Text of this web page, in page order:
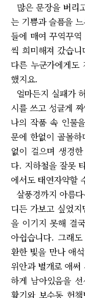
많은 문장을 버리
는 기쁨과 슬픔을
들에 매여 꾸역꾸
씩 희미해져 갔습니
다른 누군가에게도
했지요.
얼마든지 실패가
시를 쓰고 성글게
나의 작품 속 인물
문에 한없이 골몰
없이 걸으며 생경
다. 지하철을 잘못
에서도 태연자약할
살풍경까지 아름
디든 가보고 싶었
을 이기지 못해 결
아쉽습니다. 그래
환한 빛을 만나 애
위안과 별개로 애
하게 남아있음을
활기와 보수동 헌